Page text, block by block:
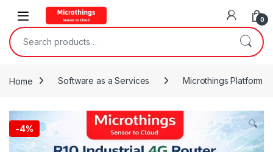
Open 0
Search for:
Home Software as a Services Microthings Platform
-4%